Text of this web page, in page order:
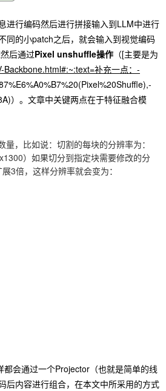
进行编码然后进行拼接输入到LLM中进行
同的小patch之后，就会输入到视觉编码
后通过Pixel unshuffle操作 （[主要是为
补充一点：-
）。文章中关键两点在于特征融合模
，比如说：切割的每块的分辨率为：
）如果切分到指定块需要修改的分
3倍，这样分辨率就会变为：
会通过一个Projector（也就是简单的线
后内容进行组合，在本文中所采用的方式